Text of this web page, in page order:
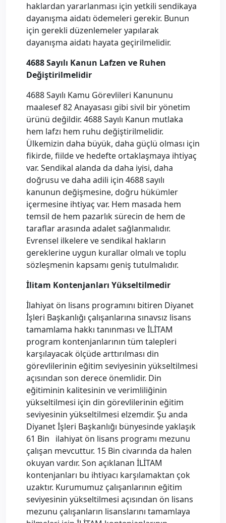
haklardan yararlanması için yetkili sendikaya
dayanışma aidatı ödemeleri gerekir. Bunun
için gerekli düzenlemeler yapılarak
dayanışma aidatı hayata geçirilmelidir.
4688 Sayılı Kanun Lafzen ve Ruhen
Değiştirilmelidir
4688 Sayılı Kamu Görevlileri Kanununu
maalesef 82 Anayasası gibi sivil bir yönetim
ürünü değildir. 4688 Sayılı Kanun mutlaka
hem lafzı hem ruhu değiştirilmelidir.
Ülkemizin daha büyük, daha güçlü olması için
fikirde, fiilde ve hedefte ortaklaşmaya ihtiyaç
var. Sendikal alanda da daha iyisi, daha
doğrusu ve daha adili için 4688 sayılı
kanunun değişmesine, doğru hükümler
içermesine ihtiyaç var. Hem masada hem
temsil de hem pazarlık sürecin de hem de
taraflar arasında adalet sağlanmalıdır.
Evrensel ilkelere ve sendikal hakların
gereklerine uygun kurallar olmalı ve toplu
sözleşmenin kapsamı geniş tutulmalıdır.
İlitam Kontenjanları Yükseltilmedir
İlahiyat ön lisans programını bitiren Diyanet
İşleri Başkanlığı çalışanlarına sınavsız lisans
tamamlama hakkı tanınması ve İLİTAM
program kontenjanlarının tüm talepleri
karşılayacak ölçüde arttırılması din
görevlilerinin eğitim seviyesinin yükseltilmesi
açısından son derece önemlidir. Din
eğitiminin kalitesinin ve verimliliğinin
yükseltilmesi için din görevlilerinin eğitim
seviyesinin yükseltilmesi elzemdir. Şu anda
Diyanet İşleri Başkanlığı bünyesinde yaklaşık
61 Bin ilahiyat ön lisans programı mezunu
çalışan mevcuttur. 15 Bin civarında da halen
okuyan vardır. Son açıklanan İLİTAM
kontenjanları bu ihtiyacı karşılamaktan çok
uzaktır. Kurumumuz çalışanlarının eğitim
seviyesinin yükseltilmesi açısından ön lisans
mezunu çalışanların lisanslarını tamamlaya